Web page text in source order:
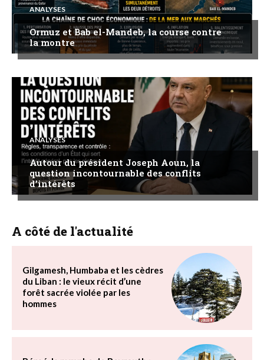
ANALYSES
Ormuz et Bab el-Mandeb, la course contre
la montre
ANALYSES
Autour du président Joseph Aoun, la
question incontournable des conflits
d’intérêts
A côté de l'actualité
Gilgamesh, Humbaba et les cèdres
du Liban : le vieux récit d’une
forêt sacrée violée par les
hommes